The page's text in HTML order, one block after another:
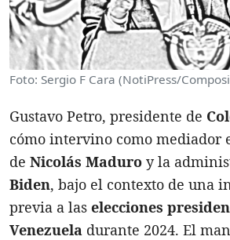
Foto: Sergio F Cara (NotiPress/
Gustavo Petro, presidente de
cómo intervino como mediador
de Nicolás Maduro y la
Biden, bajo el contexto de una
previa a las elecciones
Venezuela durante 2024. El